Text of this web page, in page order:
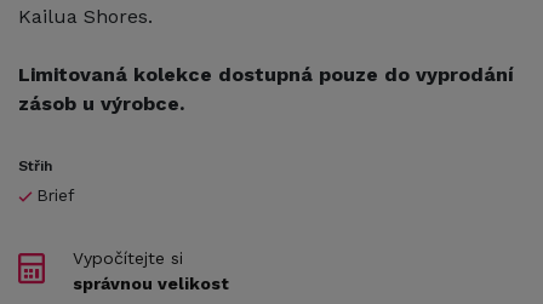
Kailua Shores.
Limitovaná kolekce dostupná pouze do vyprodání
zásob u výrobce.
Střih
Brief
Vypočítejte si
správnou velikost